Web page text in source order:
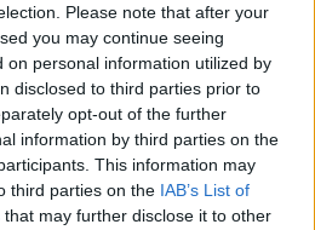
Please note that after your
you may continue seeing
on personal information utilized by
disclosed to third parties prior to
opt-out of the further
information by third parties on the
This information may
third parties on the IAB’s List of
that may further disclose it to other